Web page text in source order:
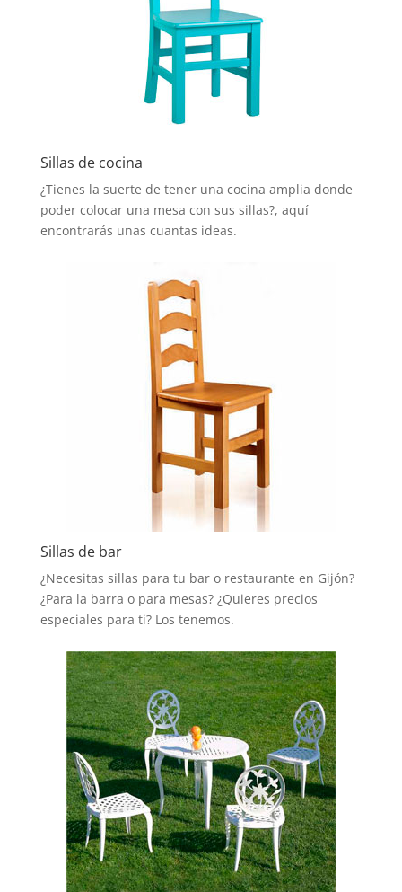
Sillas de cocina
¿Tienes la suerte de tener una cocina amplia donde
poder colocar una mesa con sus sillas?, aquí
encontrarás unas cuantas ideas.
Sillas de bar
¿Necesitas sillas para tu bar o restaurante en Gijón?
¿Para la barra o para mesas? ¿Quieres precios
especiales para ti? Los tenemos.